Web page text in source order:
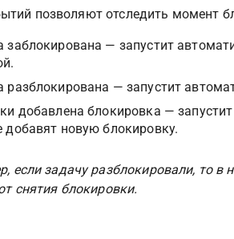
позволяют отследить момент
заблокирована — запустит
разблокирована — запустит
добавлена блокировка —
добавят новую блокировку.
если задачу разблокировали, то в
снятия блокировки.